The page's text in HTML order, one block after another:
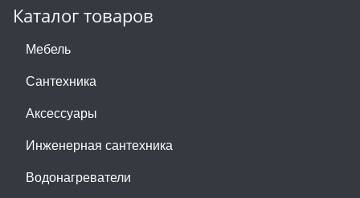
Каталог товаров
Мебель
Сантехника
Аксессуары
Инженерная сантехника
Водонагреватели